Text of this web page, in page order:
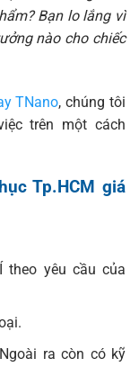
Bạn lo lắng vì
nào cho chiếc
TNano, chúng tôi
trên một cách
Tp.HCM giá
theo yêu cầu của
ra còn có kỹ